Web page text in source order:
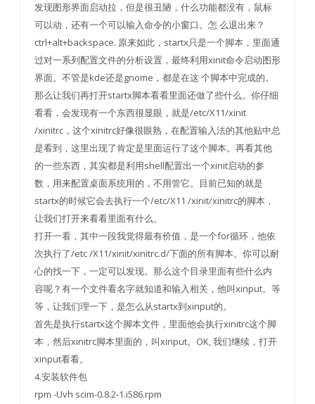
发现图形界面启动拉，但是很丑陋，什么功能都没有，鼠标
可以动，还有一个可以输入命令的小窗口。怎 么退出来？
ctrl+alt+backspace. 原来如此，startx只是一个脚本，里面通
过对一系列配置文件的分析设置，最终利用xinit命令启动图形
界面。不管是kde还是gnome，都是在这 个脚本中完成的。
那么让我们再打开startx脚本看看里面还做了些什么。你仔细
看看，会发现有一个东西很显眼，就是/etc/X11/xinit
/xinitrc，这个xinitrc好像很眼熟，在配置输入法的其他贴中总
是看到，这里出现了肯定是里面运行了这个脚本。再看其他
的一些东西，其实都是利用shell配置出一个xinit启动的参
数，用来配置桌面系统用的，不用管它。目前已知的就是
startx的时候它会去执行一个/etc/X11 /xinit/xinitrc的脚本，
让我们打开来看看里面有什么。
打开一看，其中一段我觉得最有价值，是一个for循环，他依
次执行了/etc /X11/xinit/xinitrc.d/下面的所有脚本。你可以耐
心的找一下，一定可以发现。那么这个目录里面有些什么内
容呢？有一个文件看名字就知道和输入相关，他叫xinput。等
等，让我们理一下，是怎么从startx到xinput的。
首先是执行startx这个脚本文件，里面他会执行xinitrc这个脚
本，然后xinitrc脚本里面的，叫xinput。OK, 我们继续，打开
xinput看看。
4.安装软件包
rpm -Uvh scim-0.8.2-1.i586.rpm